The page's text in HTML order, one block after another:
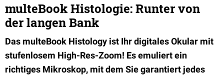
multeBook Histologie: Runter von
der langen Bank
Das multeBook Histology ist Ihr digitales Okular mit
stufenlosem High-Res-Zoom! Es emuliert ein
richtiges Mikroskop, mit dem Sie garantiert jedes